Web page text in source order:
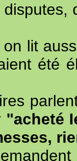
lit
été
"acheté